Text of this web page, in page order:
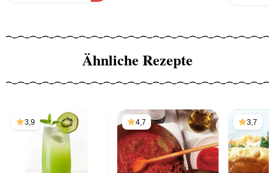
Ähnliche Rezepte
3,9 4,7 3,7